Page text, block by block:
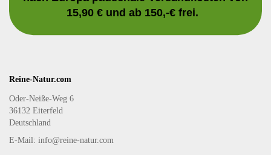
15,90 € und ab 150,-€ frei.
Reine-Natur.com
Oder-Neiße-Weg 6
36132 Eiterfeld
Deutschland
E-Mail: info@reine-natur.com